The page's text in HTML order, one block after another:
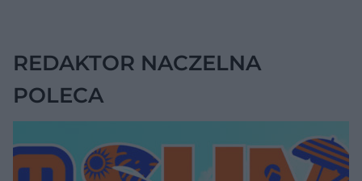
REDAKTOR NACZELNA
POLECA